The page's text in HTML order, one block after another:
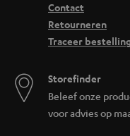
Contact
Retourneren
Traceer
Storefinder
Beleef onze
voor advies op